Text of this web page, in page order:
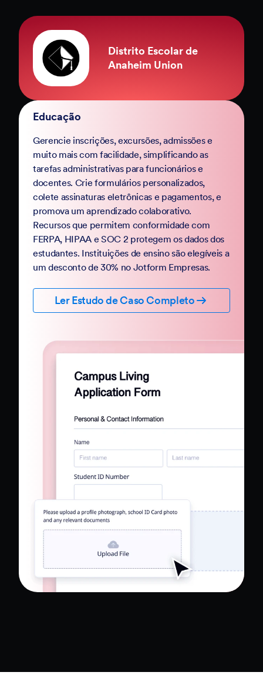
Distrito Escolar de
Anaheim Union
Educação
Gerencie inscrições, excursões, admissões e
muito mais com facilidade, simplificando as
tarefas administrativas para funcionários e
docentes. Crie formulários personalizados,
colete assinaturas eletrônicas e pagamentos, e
promova um aprendizado colaborativo.
Recursos que permitem conformidade com
FERPA, HIPAA e SOC 2 protegem os dados dos
estudantes. Instituições de ensino são elegíveis a
um desconto de 30% no Jotform Empresas.
Ler Estudo de Caso Completo